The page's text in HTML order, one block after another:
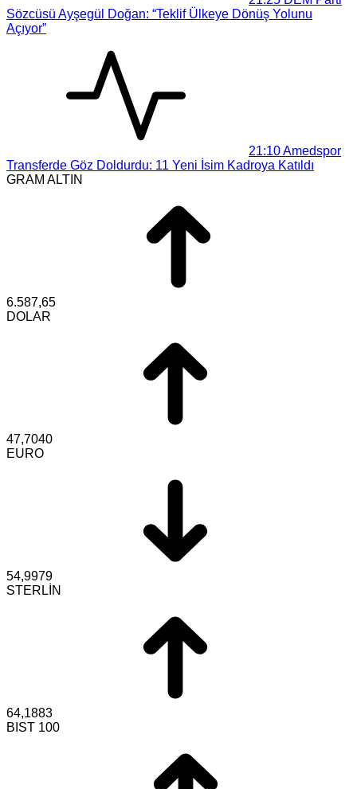
Sözcüsü Ayşegül Doğan: “Teklif Ülkeye Dönüş Yolunu
Açıyor”
21:10Amedspor
Transferde Göz Doldurdu: 11 Yeni İsim Kadroya Katıldı
GRAM ALTIN
6.587,65
DOLAR
47,7040
EURO
54,9979
STERLİN
64,1883
BIST 100